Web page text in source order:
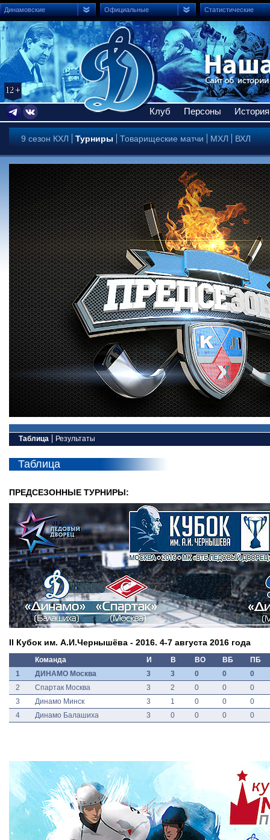
Динамовские Официальные Статистические
Клуб Персоны История
9 сезон КХЛ Турниры Товарищеские матчи МХЛ ВХЛ
Таблица
Таблица
ПРЕДСЕЗОННЫЕ ТУРНИРЫ:
II Кубок им. А.И.Чернышёва - 2016. 4-7 августа 2016 года
Команда И В ВО ВБ
ПБ
1
ДИНАМО Москва 3 3 0 0
0
2
Спартак Москва 3 2 0 0
0
3
Динамо Минск 3 1 0 0
0
4
Динамо Балашиха 3 0 0 0 0
Результаты